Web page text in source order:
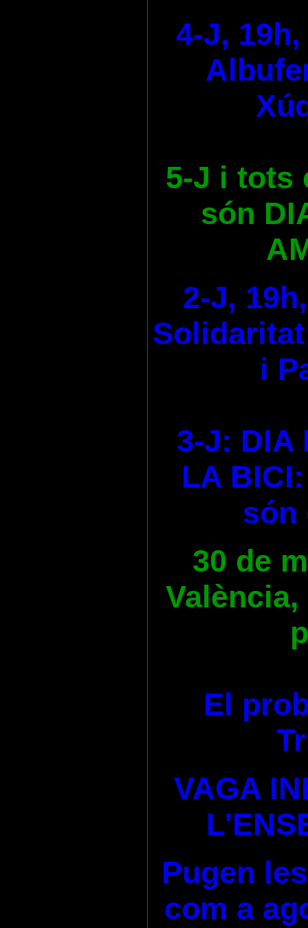
4-J,
5-J i tots
són
2-J,
i
3-J: DIA
LA
són
30 de
València,
El
VAGA
Pugen
com a